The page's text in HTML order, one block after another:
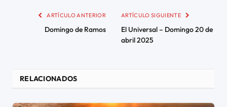
ARTÍCULO ANTERIOR
Domingo de Ramos
ARTÍCULO SIGUIENTE
El Universal – Domingo 20 de
abril 2025
RELACIONADOS